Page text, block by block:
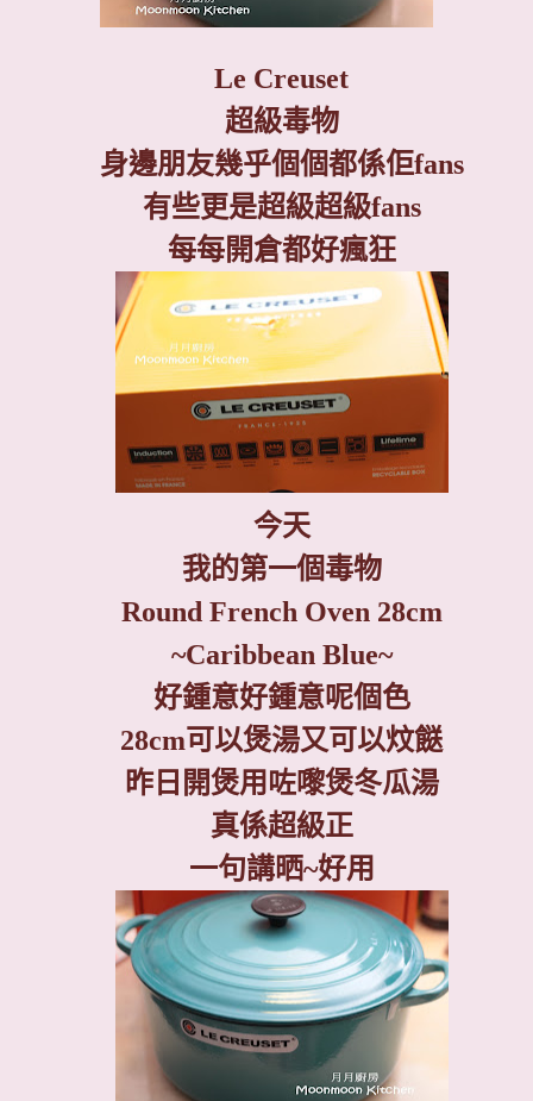
Le Creuset
超級毒物
身邊朋友幾乎個個都係佢fans
有些更是超級超級fans
每每開倉都好瘋狂
今天
我的第一個毒物
Round French Oven 28cm
~Caribbean Blue~
好鍾意好鍾意呢個色
28cm可以煲湯又可以炆餸
昨日開煲用咗嚟煲冬瓜湯
真係超級正
一句講晒~好用